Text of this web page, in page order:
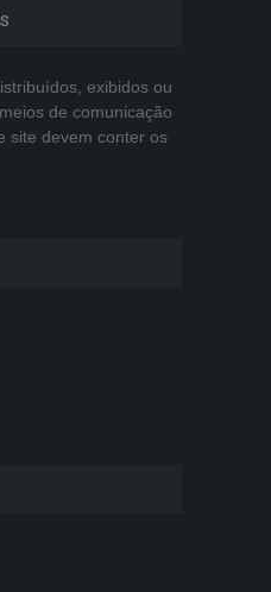
exibidos ou
de comunicação
site devem conter os